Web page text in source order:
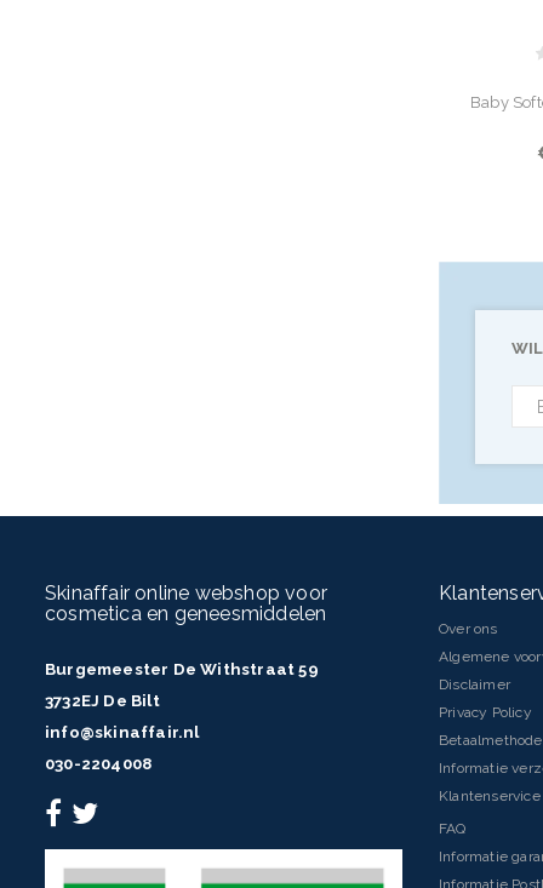
Baby
Skinaffair online webshop voor
cosmetica en geneesmiddelen
Burgemeester De Withstraat 59
3732EJ De Bilt
info@skinaffair.nl
030-2204008
Over ons
Algemene
Disclaimer
Privacy Policy
Informatie
FAQ
Informatie
Informatie